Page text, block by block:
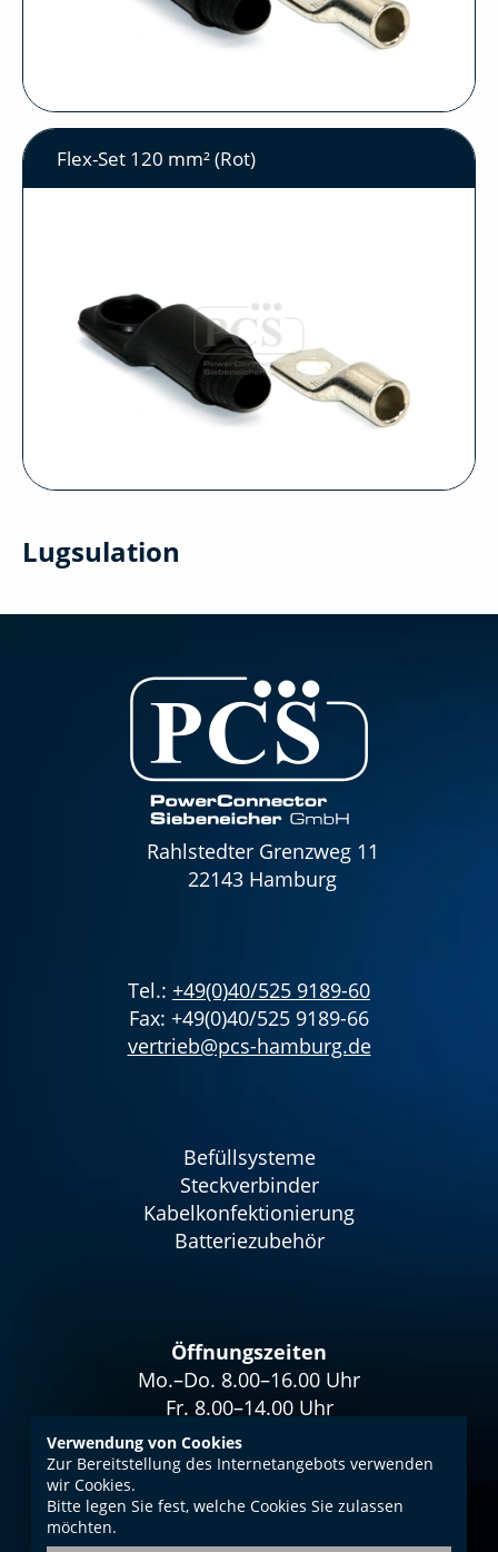
Flex-Set 120 mm² (Rot)
Lugsulation
Rahlstedter Grenzweg 11
22143 Hamburg
Tel.: +49(0)40/525 9189-60
Fax: +49(0)40/525 9189-66
vertrieb@pcs-hamburg.de
Befüllsysteme
Steckverbinder
Kabelkonfektionierung
Batteriezubehör
Öffnungszeiten
Mo.–Do. 8.00–16.00 Uhr
Fr. 8.00–14.00 Uhr
Impressum
Datenschutz
Verwendung von Cookies
Zur Bereitstellung des Internetangebots verwenden
wir Cookies.
Bitte legen Sie fest, welche Cookies Sie zulassen
möchten.